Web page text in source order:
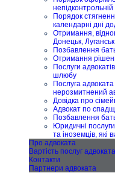
непідконтрольній
Порядок
календарні дні
Отримання,
Донецьк, Луганськ
Позбавлення
Отримання
Послуги
шлюбу
Послуга
нерозмитнений
Довідка про
Адвокат по
Позбавлення
Юридичні
та іноземців, які
Про адвоката
Вартість послуг адвоката
Контакти
Партнери адвоката